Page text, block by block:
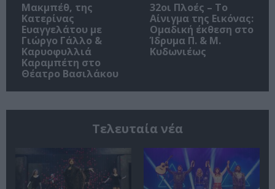
Μακμπέθ, της
Κατερίνας
Ευαγγελάτου με
Γιώργο Γάλλο &
Καρυοφυλλιά
Καραμπέτη στο
Θέατρο Βασιλάκου
32οι Πλοές – Το
Αίνιγμα της Εικόνας:
Ομαδική έκθεση στο
Ίδρυμα Π. & Μ.
Κυδωνιέως
Τελευταία νέα